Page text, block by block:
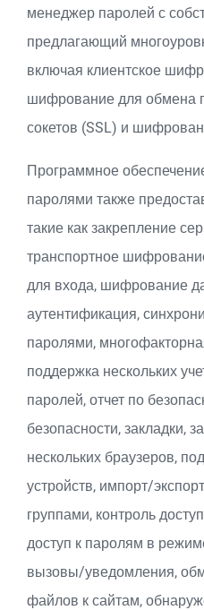
менеджер паролей с
предлагающий
включая клиентское
шифрование для обмена
сокетов (SSL) и
Программное
паролями также
такие как закрепление
транспортное
для входа, шифрование
аутентификация,
паролями,
поддержка нескольких
паролей, отчет по
безопасности, закладки,
нескольких браузеров,
устройств, импорт/
группами, контроль
доступ к паролям в
вызовы/уведомления,
файлов к сайтам,